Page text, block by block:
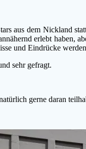
aus dem Nickland
erlebt haben,
und Eindrücke
sehr gefragt.
gerne daran